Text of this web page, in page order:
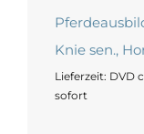
Knie sen.,
Lieferzeit: DVD
sofort